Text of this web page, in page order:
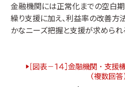
金融機関には正常化までの空白
繰り支援に加え、利益率の改善方
かなニーズ把握と支援が求められ